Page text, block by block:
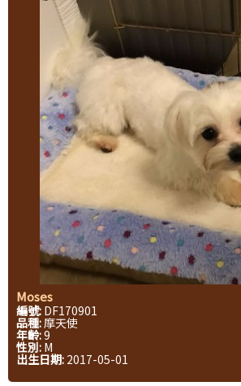
Moses
編號: DF170901
品種:摩天使
年齡:9
性別: M
出生日期: 2017-05-01